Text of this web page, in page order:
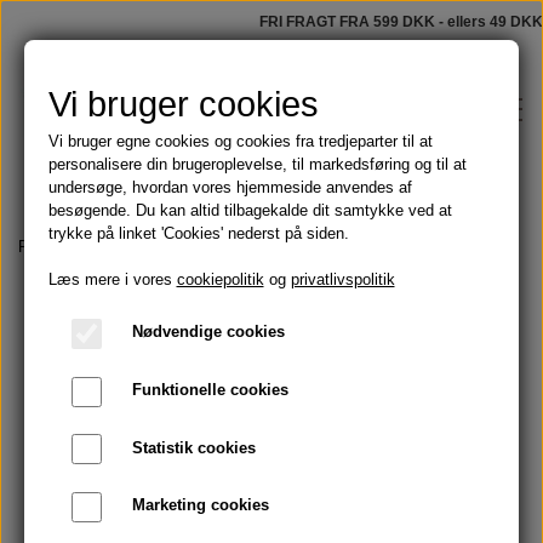
FRI FRAGT FRA 599 DKK - ellers 49 DKK
Shop
Skægolie og barbering
Håndmalede badeforhæng
Blog
Om
Forside Lakrids og lækkerier Bagsværd lakrids - STOR 160 gram
Vi bruger cookies
Vi bruger egne cookies og cookies fra tredjeparter til at
personalisere din brugeroplevelse, til markedsføring og til at
undersøge, hvordan vores hjemmeside anvendes af
besøgende. Du kan altid tilbagekalde dit samtykke ved at
trykke på linket 'Cookies' nederst på siden.
Læs mere i vores cookiepolitikog privatlivspolitik
Nødvendige cookies
Funktionelle cookies
Statistik cookies
Marketing cookies